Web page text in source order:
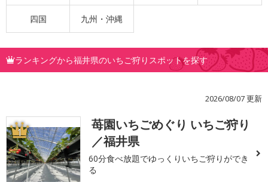
四国 九州・沖縄
ランキングから福井県のいちご狩りスポットを探す
2026/08/07 更新
1
苺園いちごめぐり いちご狩り
／福井県
60分食べ放題でゆっくりいちご狩りができ
る